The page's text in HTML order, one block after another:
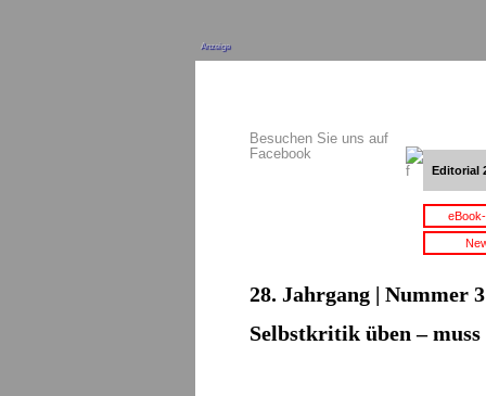
Anzeige
Besuchen Sie uns auf
Facebook
Editorial
28. Jahrgang | Nummer
Selbstkritik üben – muss